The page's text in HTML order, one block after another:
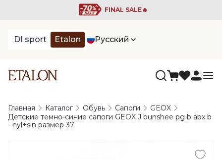
FINAL SALE🔥
DI sport Etalon Русский
Главная Каталог Обувь Сапоги
GEOX
Детские темно-синие сапоги GEOX J bunshee pg b abx b
- nyl+sin размер 37